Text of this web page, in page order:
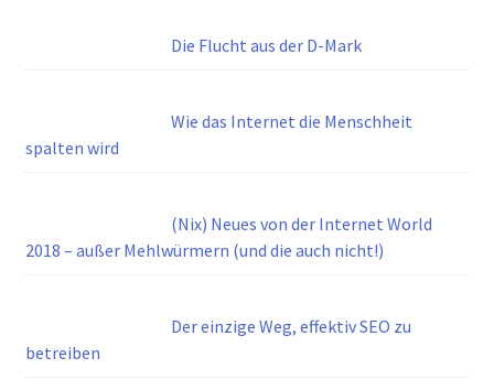
Die Flucht aus der D-Mark
Wie das Internet die Menschheit
spalten wird
(Nix) Neues von der Internet World
2018 – außer Mehlwürmern (und die auch nicht!)
Der einzige Weg, effektiv SEO zu
betreiben